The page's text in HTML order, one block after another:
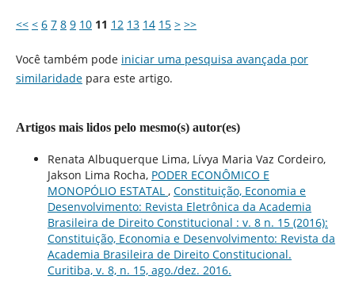
<< < 6 7 8 9 10 11 12 13 14 15 > >>
Você também pode iniciar uma pesquisa avançada por
similaridadepara este artigo.
Artigos mais lidos pelo mesmo(s) autor(es)
Renata Albuquerque Lima, Lívya Maria Vaz Cordeiro,
Jakson Lima Rocha, PODER ECONÔMICO E
MONOPÓLIO ESTATAL , Constituição, Economia e
Desenvolvimento: Revista Eletrônica da Academia
Brasileira de Direito Constitucional : v. 8 n. 15 (2016):
Constituição, Economia e Desenvolvimento: Revista da
Academia Brasileira de Direito Constitucional.
Curitiba, v. 8, n. 15, ago./dez. 2016.